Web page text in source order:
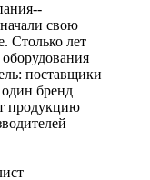
свою
Столько лет
поставщики
бренд
продукцию